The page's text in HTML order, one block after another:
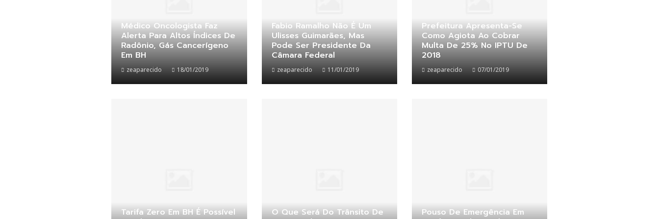
Médico Oncologista Faz
Alerta Para Altos Índices De
Radônio, Gás Cancerígeno
Em BH
zeaparecido 18/01/2019
Fabio Ramalho Não É Um
Ulisses Guimarães, Mas
Pode Ser Presidente Da
Câmara Federal
zeaparecido 11/01/2019
Prefeitura Apresenta-Se
Como Agiota Ao Cobrar
Multa De 25% No IPTU De
2018
zeaparecido 07/01/2019
Tarifa Zero Em BH É Possível
O Que Será Do Trânsito De
Pouso De Emergência Em